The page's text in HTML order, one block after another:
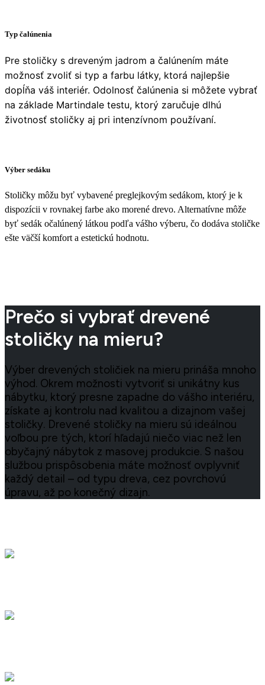
Typ čalúnenia
Pre stoličky s dreveným jadrom a čalúnením máte
možnosť zvoliť si typ a farbu látky, ktorá najlepšie
dopĺňa váš interiér. Odolnosť čalúnenia si môžete vybrať
na základe Martindale testu, ktorý zaručuje dlhú
životnosť stoličky aj pri intenzívnom používaní.
Výber sedáku
Stoličky môžu byť vybavené preglejkovým sedákom, ktorý je k
dispozícii v rovnakej farbe ako morené drevo. Alternatívne môže
byť sedák očalúnený látkou podľa vášho výberu, čo dodáva stoličke
ešte väčší komfort a estetickú hodnotu.
Prečo si vybrať drevené
stoličky na mieru?
Výber drevených stoličiek na mieru prináša mnoho
výhod. Okrem možnosti vytvoriť si unikátny kus
nábytku, ktorý presne zapadne do vášho interiéru,
získate aj kontrolu nad kvalitou a dizajnom vašej
stoličky. Drevené stoličky na mieru sú ideálnou
voľbou pre tých, ktorí hľadajú niečo viac než len
obyčajný nábytok z masovej produkcie. S našou
službou prispôsobenia máte možnosť ovplyvniť
každý detail – od typu dreva, cez povrchovú
úpravu, až po konečný dizajn.